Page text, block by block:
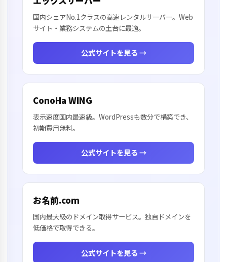
国内シェアNo.1クラスの高速レンタルサーバー。Web
サイト・業務システムの土台に最適。
公式サイトを見る →
ConoHa WING
表示速度国内最速級。WordPressも数分で構築でき、
初期費用無料。
公式サイトを見る →
お名前.com
国内最大級のドメイン取得サービス。独自ドメインを
低価格で取得できる。
公式サイトを見る →